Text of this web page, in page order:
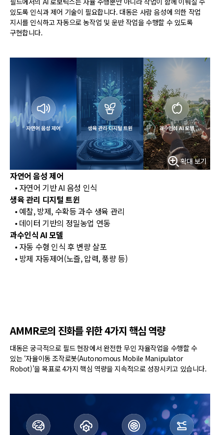
있도록 인식과 제어 기술이 필요합니다. 대동은 사람 음성에 의한 작업
지시를 인식하고 자동으로 농작업 및 운반 작업을 수행할 수 있도록
구현합니다.
확대 보기
자연어 음성 제어
• 자연어 기반 AI 음성 인식
생육 관리 디지털 트윈
• 예찰, 방제, 수확등 과수 생육 관리
• 데이터 기반의 정밀농업 연동
과수인식 AI 모델
• 자동 수형 인식 후 변량 살포
• 방제 자동제어(노즐, 압력, 풍량 등)
AMMR로의 진화를 위한 4가지 핵심 역량
대동은 궁극적으로 필드 현장에서 완전한 무인 자율작업을 수행할 수
있는 ‘자율이동 조작로봇(Autonomous Mobile Manipulator
Robot)’을 목표로 4가지 핵심 역량을 지속적으로 성장시키고 있습니다.